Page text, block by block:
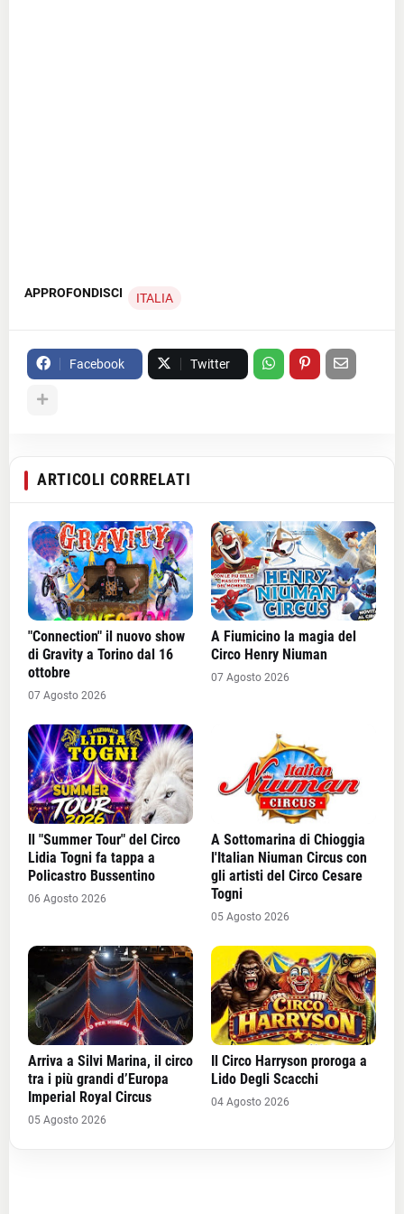
APPROFONDISCI ITALIA
Facebook Twitter
ARTICOLI CORRELATI
"Connection" il nuovo show
di Gravity a Torino dal 16
ottobre
07 Agosto 2026
A Fiumicino la magia del
Circo Henry Niuman
07 Agosto 2026
Il "Summer Tour" del Circo
Lidia Togni fa tappa a
Policastro Bussentino
06 Agosto 2026
A Sottomarina di Chioggia
l'Italian Niuman Circus con
gli artisti del Circo Cesare
Togni
05 Agosto 2026
Arriva a Silvi Marina, il circo
tra i più grandi d’Europa
Imperial Royal Circus
05 Agosto 2026
Il Circo Harryson proroga a
Lido Degli Scacchi
04 Agosto 2026